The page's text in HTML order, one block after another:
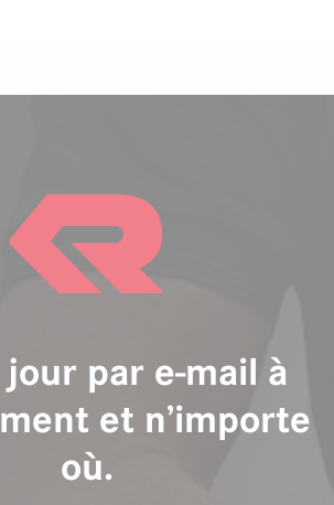
jour par e-mail à
et n’importe
où.